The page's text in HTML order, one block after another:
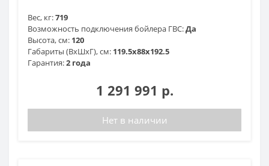
Вес, кг:719
Возможность подключения бойлера ГВС:Да
Высота, см: 120
Габариты (ВхШхГ), см: 119.5x88x192.5
Гарантия:2 года
1 291 991 р.
Нет в наличии